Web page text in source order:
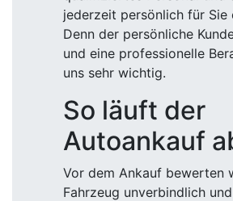
jederzeit persönlich für Sie
Denn der persönliche
und eine professionelle
uns sehr wichtig.
So läuft der
Autoankauf
Vor dem Ankauf bewerten
Fahrzeug unverbindlich